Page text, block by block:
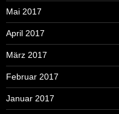
Mai 2017
April 2017
März 2017
Februar 2017
Januar 2017